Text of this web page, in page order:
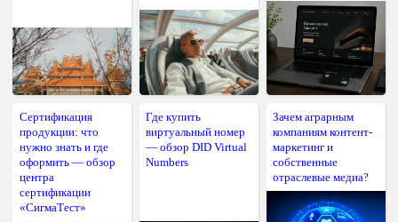
Сертификация
продукции: что
нужно знать и где
оформить — обзор
центра
сертификации
«СигмаТест»
Где купить
виртуальный номер
— обзор DID Virtual
Numbers
Зачем аграрным
компаниям контент-
маркетинг и
собственные
отраслевые медиа?